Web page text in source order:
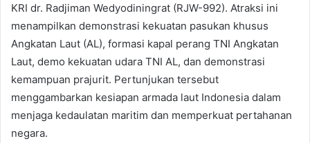
KRI dr. Radjiman Wedyodiningrat (RJW-992). Atraksi ini
menampilkan demonstrasi kekuatan pasukan khusus
Angkatan Laut (AL), formasi kapal perang TNI Angkatan
Laut, demo kekuatan udara TNI AL, dan demonstrasi
kemampuan prajurit. Pertunjukan tersebut
menggambarkan kesiapan armada laut Indonesia dalam
menjaga kedaulatan maritim dan memperkuat pertahanan
negara.